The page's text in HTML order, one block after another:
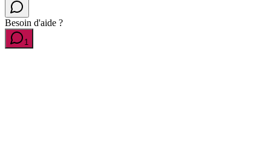
Besoin d'aide ?
1